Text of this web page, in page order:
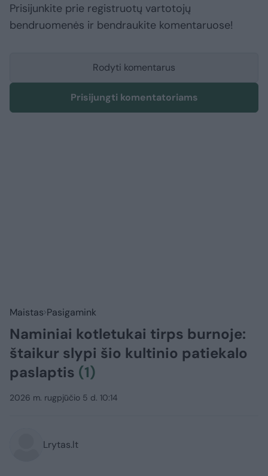
Prisijunkite prie registruotų vartotojų
bendruomenės ir bendraukite komentaruose!
Rodyti komentarus
Prisijungti komentatoriams
Maistas Pasigamink
Naminiai kotletukai tirps burnoje:
štaikur slypi šio kultinio patiekalo
paslaptis (1)
2026 m. rugpjūčio 5 d. 10:14
Lrytas.lt